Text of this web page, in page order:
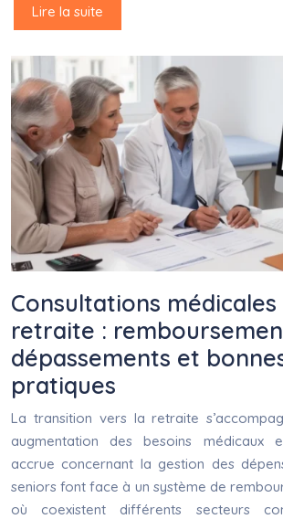
Lire la suite
Consultations médicales
retraite :
dépassements et
pratiques
La transition vers la retraite
augmentation des besoins médicaux
accrue concernant la gestion des
seniors font face à un système de
où coexistent différents secteurs